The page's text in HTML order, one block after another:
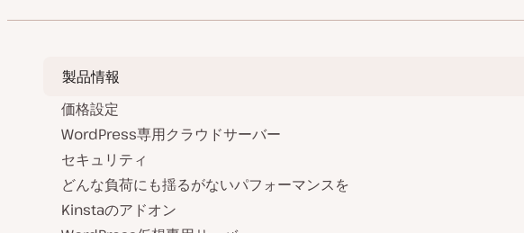
製品情報
価格設定
WordPress専用クラウドサーバー
セキュリティ
どんな負荷にも揺るがないパフォーマンスを
Kinstaのアドオン